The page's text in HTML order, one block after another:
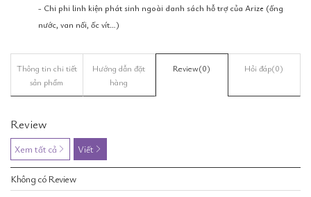
- Chi phi linh kiện phát sinh ngoài danh sách hỗ trợ của Arize (ống
nước, van nối, ốc vít…)
Thông tin chi tiết
sản phẩm
Hướng dẫn đặt
hàng
Review(0) Hỏi đáp(0)
Review
Xem tất cả Viết
Không có Review